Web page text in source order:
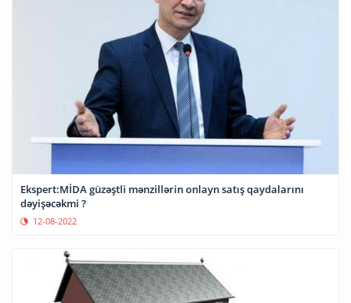
Ekspert:MİDA güzəştli mənzillərin onlayn satış qaydalarını
dəyişəcəkmi ?
12-08-2022